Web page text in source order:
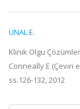
ÜNAL E.
Klinik Olgu
Conneally E (Çeviri
ss.126-132, 2012